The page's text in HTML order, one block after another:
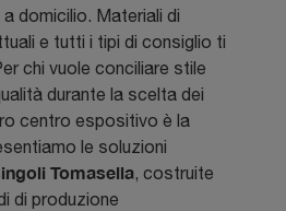
domicilio. Materiali di
e tutti i tipi di consiglio ti
chi vuole conciliare stile
durante la scelta dei
centro espositivo è la
le soluzioni
Tomasella, costruite
di produzione